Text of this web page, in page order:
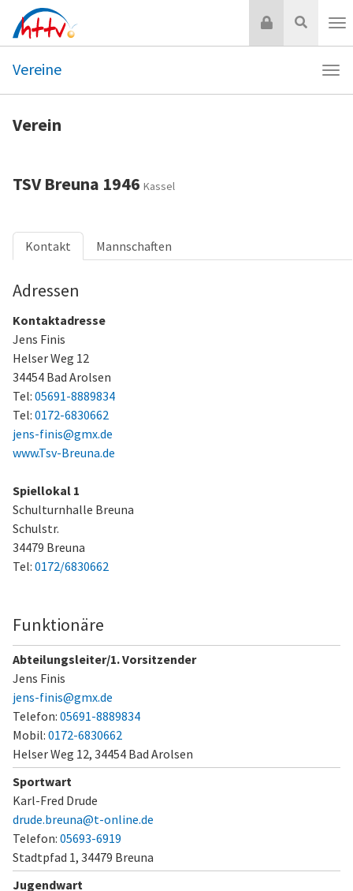
Inhalt
springen
Suche
Login
Vereine
Verein
TSV Breuna 1946 Kassel
Kontakt Mannschaften
Adressen
Kontaktadresse
Jens Finis
Helser Weg 12
34454 Bad Arolsen
Tel: 05691-8889834
Tel: 0172-6830662
jens-finis@gmx.de
www.Tsv-Breuna.de
Spiellokal 1
Schulturnhalle Breuna
Schulstr.
34479 Breuna
Tel: 0172/6830662
Funktionäre
Abteilungsleiter/1. Vorsitzender
Jens Finis
jens-finis@gmx.de
Telefon: 05691-8889834
Mobil: 0172-6830662
Helser Weg 12, 34454 Bad Arolsen
Sportwart
Karl-Fred Drude
drude.breuna@t-online.de
Telefon: 05693-6919
Stadtpfad 1, 34479 Breuna
Jugendwart